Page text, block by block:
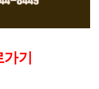
기